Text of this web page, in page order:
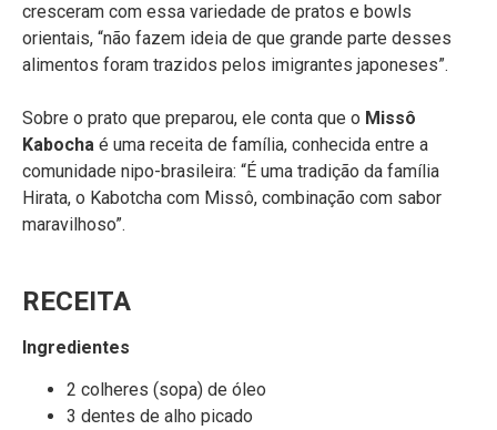
cresceram com essa variedade de pratos e bowls
orientais, “não fazem ideia de que grande parte desses
alimentos foram trazidos pelos imigrantes japoneses”.
Sobre o prato que preparou, ele conta que o Missô
Kabocha é uma receita de família, conhecida entre a
comunidade nipo-brasileira: “É uma tradição da família
Hirata, o Kabotcha com Missô, combinação com sabor
maravilhoso”.
RECEITA
Ingredientes
2 colheres (sopa) de óleo
3 dentes de alho picado